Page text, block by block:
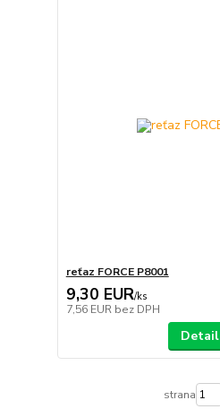
reťaz FORCE P8001
9,30 EUR/ks
7,56 EUR bez DPH
Detail
strana